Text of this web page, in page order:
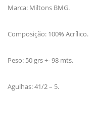
Marca: Miltons BMG.
Composição: 100% Acrílico.
Peso: 50 grs +- 98 mts.
Agulhas: 41/2 – 5.